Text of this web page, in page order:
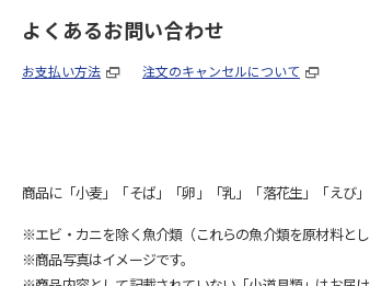
よくあるお問い合わせ
お支払い方法 注文のキャンセルについて
商品に「小麦」「そば」「卵」「乳」「落花生」「えび
※エビ・カニを除く魚介類（これらの魚介類を原材料と
※商品写真はイメージです。